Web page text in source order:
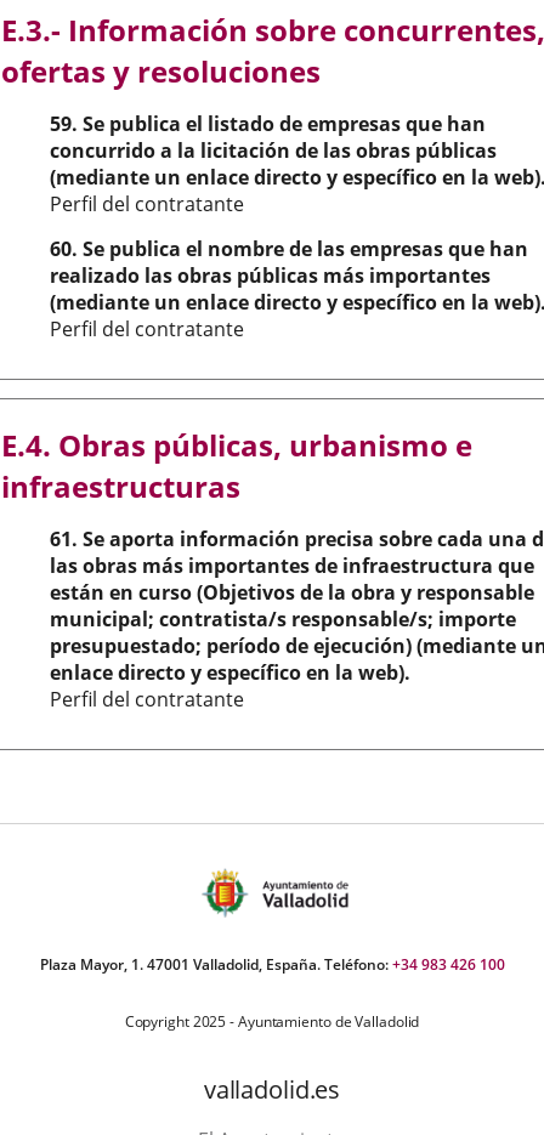
E.3.- Información sobre concurrentes,
ofertas y resoluciones
59. Se publica el listado de empresas que han
concurrido a la licitación de las obras públicas
(mediante un enlace directo y específico en la
Perfil del contratante
60. Se publica el nombre de las empresas que han
realizado las obras públicas más importantes
(mediante un enlace directo y específico en la
Perfil del contratante
E.4. Obras públicas, urbanismo e
infraestructuras
61. Se aporta información precisa sobre cada una
las obras más importantes de infraestructura que
están en curso (Objetivos de la obra y responsable
municipal; contratista/s responsable/s; importe
presupuestado; período de ejecución) (mediante
enlace directo y específico en la web).
Perfil del contratante
Plaza Mayor, 1. 47001 Valladolid, España. Teléfono:+34 983 426 100
Copyright 2025 - Ayuntamiento de Valladolid
valladolid.es